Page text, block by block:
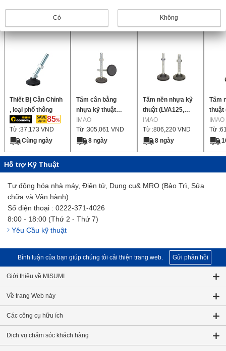
Sản phẩm giống nhau
Thiết Bị Cân Chỉnh
, loại phổ thông
85
Từ :37,173 VND
Cùng ngày
Tấm cân bằng
nhựa kỹ thuật
(LVA70, LVAR70)
IMAO
Từ :305,061 VND
8 ngày
Tấm nền nhựa kỹ
thuật (LVA125,
LVAR125)
IMAO
Từ :806,220 VND
8 ngày
Tấm
thuật
IMAO
Từ :
Hỗ trợ Kỹ Thuật
Tự động hóa nhà máy, Điện tử, Dụng cụ& MRO (Bảo Trì, Sửa
chữa và Vận hành)
Số điện thoại : 0222-371-4026
8:00 - 18:00 (Thứ 2 - Thứ 7)
Yêu Cầu kỹ thuật
Bình luận của bạn giúp chúng tôi cải thiện trang web. Gửi phản hồi
Giới thiệu về MISUMI
Về trang Web này
Các công cụ hữu ích
Dịch vụ chăm sóc khách hàng
Có Không